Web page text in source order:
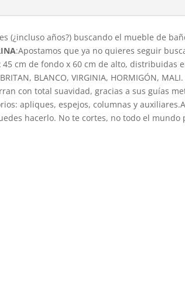
(¿incluso años?) buscando el mueble de
:Apostamos que ya no quieres seguir
cm de fondo x 60 cm de alto, distribuidas
BLANCO, VIRGINIA, HORMIGÓN,
con total suavidad, gracias a sus guías
apliques, espejos, columnas y
hacerlo. No te cortes, no todo el mundo